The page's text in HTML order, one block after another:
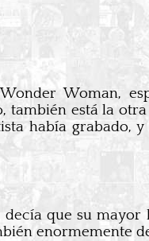
Woman,
también está la
había grabado,
que su
enormemente